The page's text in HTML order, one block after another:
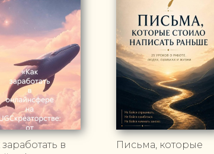
заработать в
Письма, которые